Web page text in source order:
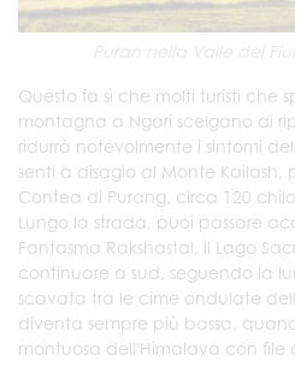
Puran nella Valle del
Questo fa sì che molti turisti che
montagna a Ngari scelgano di
ridurrà notevolmente i sintomi
senti a disagio al Monte Kailash,
Contea di Purang, circa 120
Lungo la strada, puoi passare
Fantasma Rakshastal, il Lago
continuare a sud, seguendo la
scavata tra le cime ondulate
diventa sempre più bassa,
montuosa dell'Himalaya con